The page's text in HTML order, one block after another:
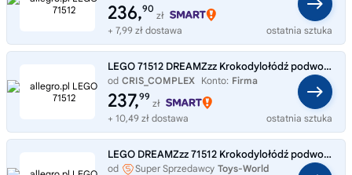
236,90
zł
+ 7,99 zł dostawa
ostatnia sztuka
LEGO 71512 DREAMZzz Krokodylołódź podwodna Na prezent
od CRIS_COMPLEX Konto: Firma
237,99
zł
+ 10,49 zł dostawa
ostatnia sztuka
LEGO DREAMZzz 71512 Krokodylołódź podwodna
od Super Sprzedawcy Toys-World